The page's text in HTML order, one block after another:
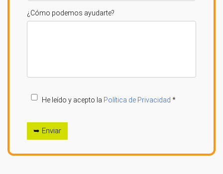
¿Cómo podemos ayudarte?
He leído y acepto la Política de Privacidad *
➥ Enviar